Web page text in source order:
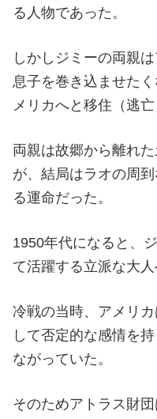
る人物であった。
しかしジミーの両親
息子を巻き込ませた
メリカへと移住（逃
両親は故郷から離れ
が、結局はラオの周
る運命だった。
1950年代になると、
て活躍する立派な大人
冷戦の当時、アメリ
して否定的な感情を
ながっていた。
そのためアトラス財